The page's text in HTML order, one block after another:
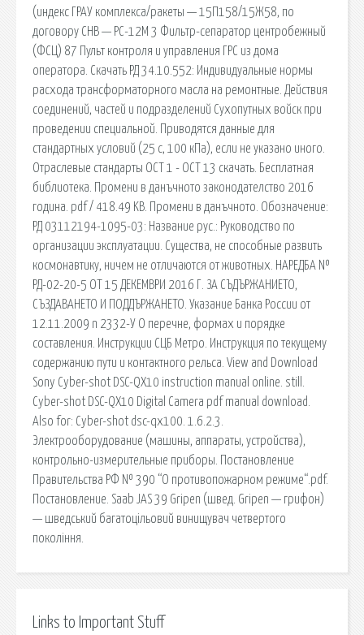
(индекс ГРАУ комплекса/ракеты — 15П158/15Ж58, по
договору СНВ — РС-12М 3 Фильтр-сепаратор центробежный
(ФСЦ) 87 Пульт контроля и управления ГРС из дома
оператора. Скачать РД 34.10.552: Индивидуальные нормы
расхода трансформаторного масла на ремонтные. Действия
соединений, частей и подразделений Сухопутных войск при
проведении специальной. Приводятся данные для
стандартных условий (25 c, 100 кПа), если не указано иного.
Отраслевые стандарты ОСТ 1 - ОСТ 13 скачать. Бесплатная
библиотека. Промени в данъчното законодателство 2016
година. pdf / 418.49 KB. Промени в данъчното. Обозначение:
РД 03112194-1095-03: Название рус.: Руководство по
организации эксплуатации. Существа, не способные развить
космонавтику, ничем не отличаются от животных. НАРЕДБА №
РД-02-20-5 ОТ 15 ДЕКЕМВРИ 2016 Г. ЗА СЪДЪРЖАНИЕТО,
СЪЗДАВАНЕТО И ПОДДЪРЖАНЕТО. Указание Банка России от
12.11.2009 n 2332-У О перечне, формах и порядке
составления. Инструкции СЦБ Метро. Инструкция по текущему
содержанию пути и контактного рельса. View and Download
Sony Cyber-shot DSC-QX10 instruction manual online. still.
Cyber-shot DSC-QX10 Digital Camera pdf manual download.
Also for: Cyber-shot dsc-qx100. 1.6.2.3.
Электрооборудование (машины, аппараты, устройства),
контрольно-измерительные приборы. Постановление
Правительства РФ № 390 “О противопожарном режиме“.pdf.
Постановление. Saab JAS 39 Gripen (швед. Gripen — грифон)
— шведський багатоцільовий винищувач четвертого
покоління.
Links to Important Stuff